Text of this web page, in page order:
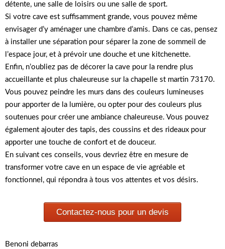
détente, une salle de loisirs ou une salle de sport.
Si votre cave est suffisamment grande, vous pouvez même
envisager d’y aménager une chambre d’amis. Dans ce cas, pensez
à installer une séparation pour séparer la zone de sommeil de
l’espace jour, et à prévoir une douche et une kitchenette.
Enfin, n’oubliez pas de décorer la cave pour la rendre plus
accueillante et plus chaleureuse sur la chapelle st martin 73170.
Vous pouvez peindre les murs dans des couleurs lumineuses
pour apporter de la lumière, ou opter pour des couleurs plus
soutenues pour créer une ambiance chaleureuse. Vous pouvez
également ajouter des tapis, des coussins et des rideaux pour
apporter une touche de confort et de douceur.
En suivant ces conseils, vous devriez être en mesure de
transformer votre cave en un espace de vie agréable et
fonctionnel, qui répondra à tous vos attentes et vos désirs.
Contactez-nous pour un devis
Benoni debarras